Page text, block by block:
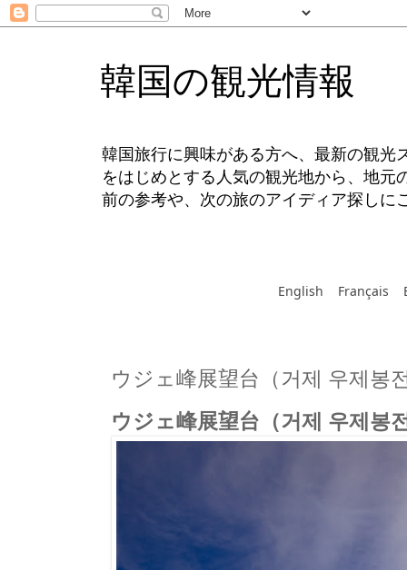
韓国の観光情報
韓国旅行に興味がある方へ、最新の観光
をはじめとする人気の観光地から、地
前の参考や、次の旅のアイディア探しに
English Français
ウジェ峰展望台（거제 우제봉
ウジェ峰展望台（거제 우제봉